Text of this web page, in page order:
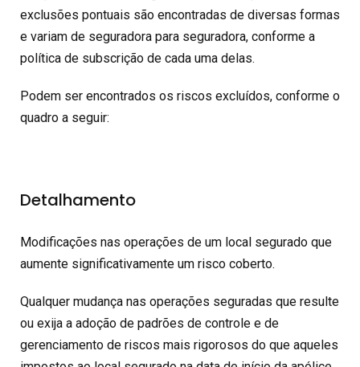
exclusões pontuais são encontradas de diversas formas
e variam de seguradora para seguradora, conforme a
política de subscrição de cada uma delas.
Podem ser encontrados os riscos excluídos, conforme o
quadro a seguir:
Detalhamento
Modificações nas operações de um local segurado que
aumente significativamente um risco coberto.
Qualquer mudança nas operações seguradas que resulte
ou exija a adoção de padrões de controle e de
gerenciamento de riscos mais rigorosos do que aqueles